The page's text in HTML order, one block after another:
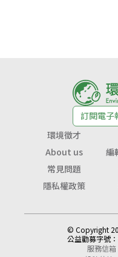
訂閱電子
環境徵才
About us
編
常見問題
隱私權政策
© Copyright
公益勸募字號：
服務信箱